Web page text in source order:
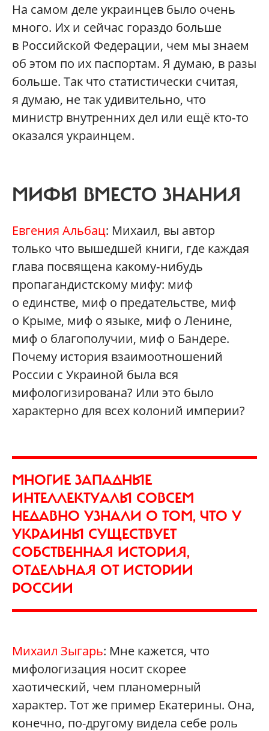
На самом деле украинцев было очень
много. Их и сейчас гораздо больше
в Российской Федерации, чем мы знаем
об этом по их паспортам. Я думаю, в разы
больше. Так что статистически считая,
я думаю, не так удивительно, что
министр внутренних дел или ещё кто‑то
оказался украинцем.
МИФЫ ВМЕСТО ЗНАНИЯ
Евгения Альбац: Михаил, вы автор
только что вышедшей книги, где каждая
глава посвящена какому‑нибудь
пропагандистскому мифу: миф
о единстве, миф о предательстве, миф
о Крыме, миф о языке, миф о Ленине,
миф о благополучии, миф о Бандере.
Почему история взаимоотношений
России с Украиной была вся
мифологизирована? Или это было
характерно для всех колоний империи?
МНОГИЕ ЗАПАДНЫЕ
ИНТЕЛЛЕКТУАЛЫ СОВСЕМ
НЕДАВНО УЗНАЛИ О ТОМ, ЧТО У
УКРАИНЫ СУЩЕСТВУЕТ
СОБСТВЕННАЯ ИСТОРИЯ,
ОТДЕЛЬНАЯ ОТ ИСТОРИИ
РОССИИ
Михаил Зыгарь: Мне кажется, что
мифологизация носит скорее
хаотический, чем планомерный
характер. Тот же пример Екатерины. Она,
конечно, по-другому видела себе роль